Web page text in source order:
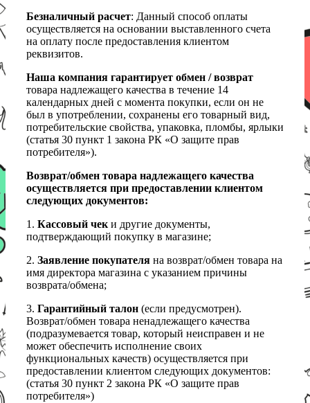
Безналичный расчет: Данный способ оплаты
осуществляется на основании выставленного счета
на оплату после предоставления клиентом
реквизитов.
Наша компания гарантирует обмен / возврат
товара надлежащего качества в течение 14
календарных дней с момента покупки, если он не
был в употреблении, сохранены его товарный вид,
потребительские свойства, упаковка, пломбы, ярлыки
(статья 30 пункт 1 закона РК «О защите прав
потребителя»).
Возврат/обмен товара надлежащего качества
осуществляется при предоставлении клиентом
следующих документов:
1. Кассовый чек и другие документы,
подтверждающий покупку в магазине;
2. Заявление покупателя на возврат/обмен товара на
имя директора магазина с указанием причины
возврата/обмена;
3. Гарантийный талон (если предусмотрен).
Возврат/обмен товара ненадлежащего качества
(подразумевается товар, который неисправен и не
может обеспечить исполнение своих
функциональных качеств) осуществляется при
предоставлении клиентом следующих документов:
(статья 30 пункт 2 закона РК «О защите прав
потребителя»)